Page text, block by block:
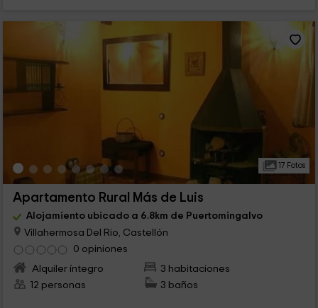
17 Fotos
Apartamento Rural Más de Luis
Alojamiento ubicado a 6.8km de Puertomingalvo
Villahermosa Del Rio, Castellón
0 opiniones
Alquiler íntegro
3 habitaciones
12 personas
3 baños